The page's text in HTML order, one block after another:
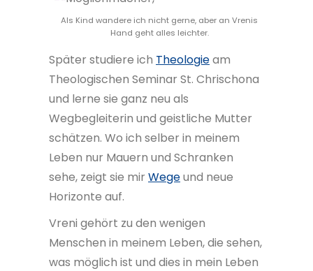
Als Kind wandere ich nicht gerne, aber an Vrenis
Hand geht alles leichter.
Später studiere ich Theologieam
Theologischen Seminar St. Chrischona
und lerne sie ganz neu als
Wegbegleiterin und geistliche Mutter
schätzen. Wo ich selber in meinem
Leben nur Mauern und Schranken
sehe, zeigt sie mir Wegeund neue
Horizonte auf.
Vreni gehört zu den wenigen
Menschen in meinem Leben, die sehen,
was möglich ist und dies in mein Leben